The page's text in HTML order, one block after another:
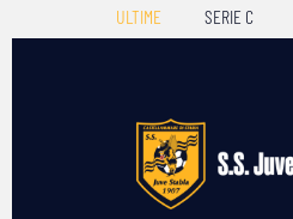
ULTIME SERIE C